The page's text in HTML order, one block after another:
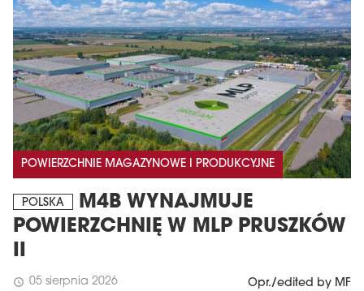
POWIERZCHNIE MAGAZYNOWE I PRODUKCYJNE
POLSKA
M4B WYNAJMUJE
POWIERZCHNIĘ W MLP PRUSZKÓW
II
schedule 05 sierpnia 2026 Opr./edited by MF